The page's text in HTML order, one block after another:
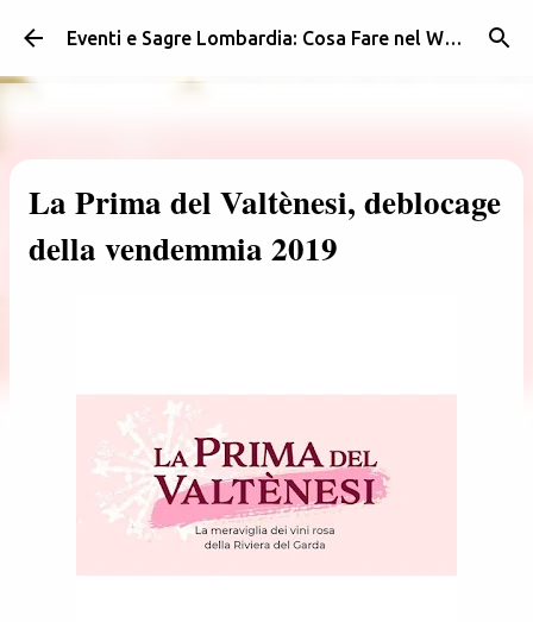
Passa ai contenuti principali Eventi e Sagre Lombardia: Cosa Fare nel Weekend | Weekendidea
La Prima del Valtènesi, deblocage
della vendemmia 2019